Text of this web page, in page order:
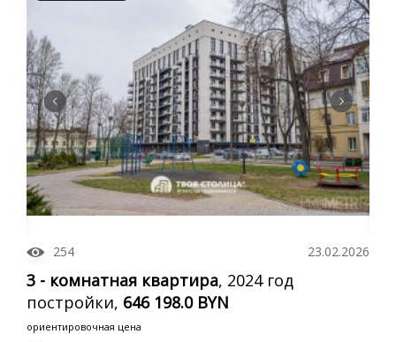
254 23.02.2026
3 - комнатная квартира, 2024 год
постройки, 646 198.0 BYN
ориентировочная цена